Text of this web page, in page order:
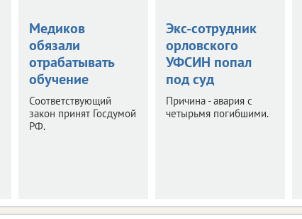
Медиков
обязали
отрабатывать
обучение
Соответствующий
закон принят Госдумой
РФ.
Экс-сотрудник
орловского
УФСИН попал
под суд
Причина - авария с
четырьмя погибшими.